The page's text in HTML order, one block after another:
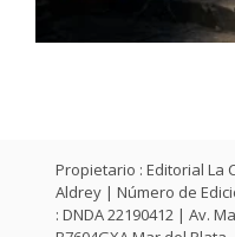
Propietario : Editorial La
Aldrey | Número de
: DNDA 22190412 | Av.